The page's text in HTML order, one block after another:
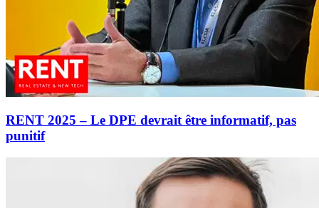
RENT 2025 – Le DPE devrait être informatif, pas
punitif